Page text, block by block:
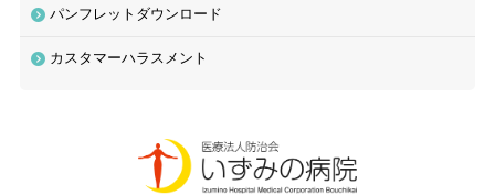
午前（月〜土曜）9:00〜12:30
[受付 午前8:00〜11:30／午後12:30〜16:30]
パンフレットダウンロード
カスタマーハラスメント